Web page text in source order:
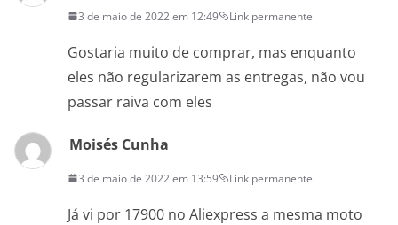
3 de maio de 2022 em 12:49 Link permanente
Gostaria muito de comprar, mas enquanto
eles não regularizarem as entregas, não vou
passar raiva com eles
Moisés Cunha
3 de maio de 2022 em 13:59 Link permanente
Já vi por 17900 no Aliexpress a mesma moto